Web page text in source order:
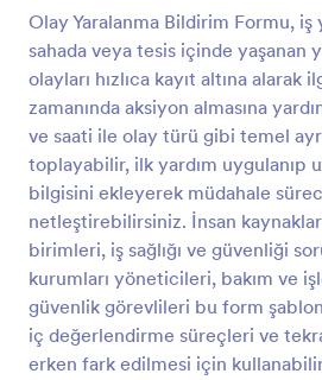
Olay Yaralanma Bildirim Formu, iş
sahada veya tesis içinde yaşanan
olayları hızlıca kayıt altına alarak
zamanında aksiyon almasına
ve saati ile olay türü gibi temel
toplayabilir, ilk yardım uygulanıp
bilgisini ekleyerek müdahale
netleştirebilirsiniz. İnsan
birimleri, iş sağlığı ve güvenliği
kurumları yöneticileri, bakım ve
güvenlik görevlileri bu form
iç değerlendirme süreçleri ve
erken fark edilmesi için
Şablon Kullan
Önizleme